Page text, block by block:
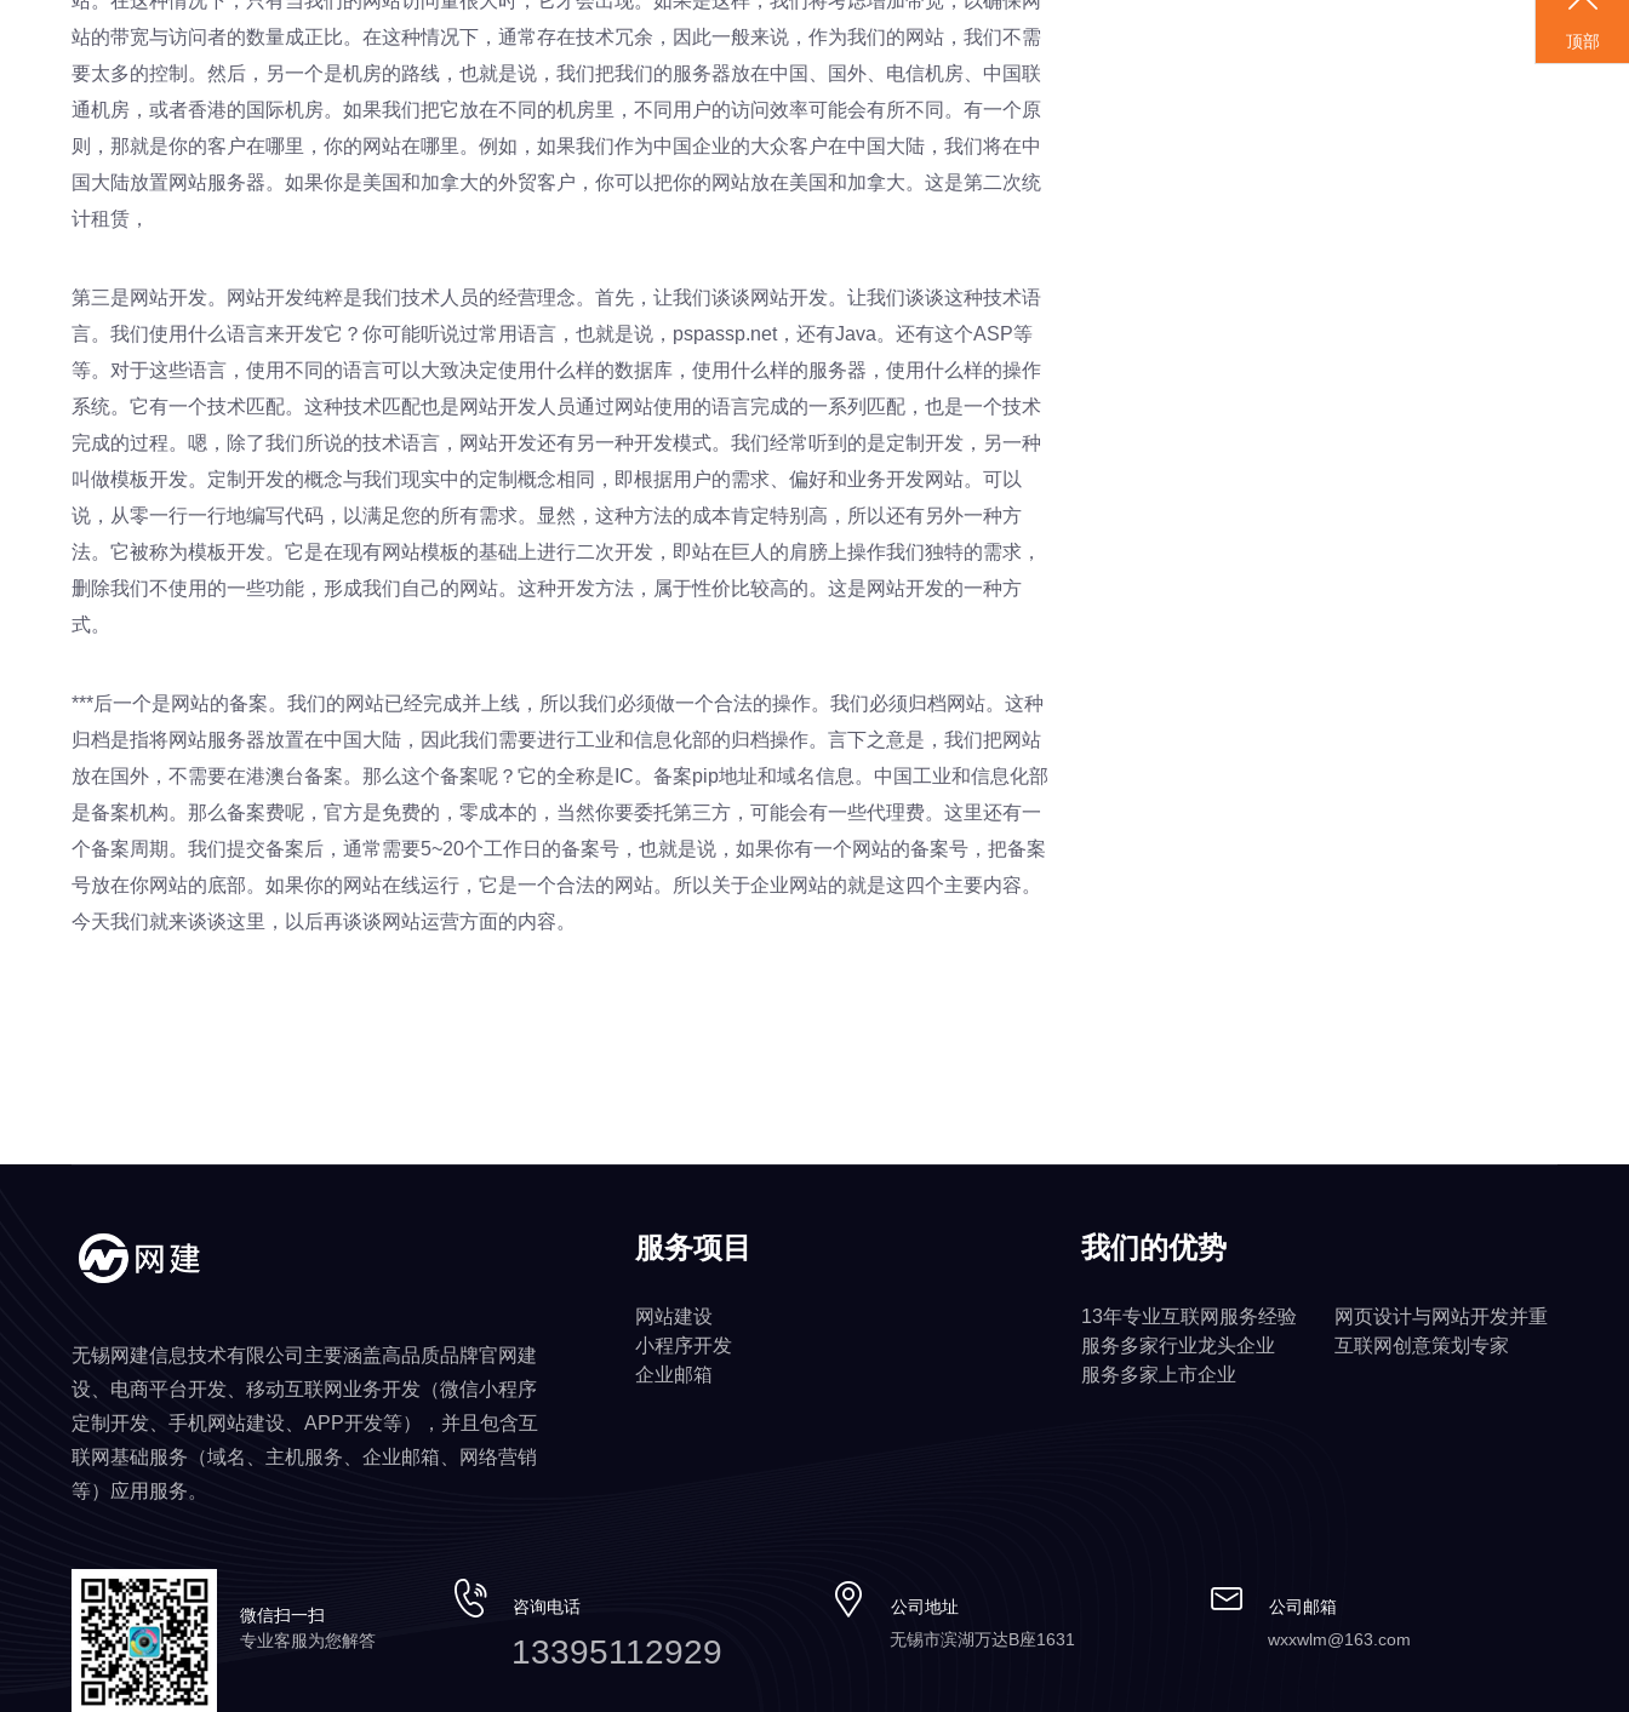
站的带宽与访问者的数量成正比。在这种情况下，通常存在技术冗余，因此一般来说，作为我们的网站，我们不需
要太多的控制。然后，另一个是机房的路线，也就是说，我们把我们的服务器放在中国、国外、电信机房、中国联
通机房，或者香港的国际机房。如果我们把它放在不同的机房里，不同用户的访问效率可能会有所不同。有一个原
则，那就是你的客户在哪里，你的网站在哪里。例如，如果我们作为中国企业的大众客户在中国大陆，我们将在中
国大陆放置网站服务器。如果你是美国和加拿大的外贸客户，你可以把你的网站放在美国和加拿大。这是第二次统
计租赁，
第三是网站开发。网站开发纯粹是我们技术人员的经营理念。首先，让我们谈谈网站开发。让我们谈谈这种技术语
言。我们使用什么语言来开发它？你可能听说过常用语言，也就是说，pspassp.net，还有Java。还有这个ASP等
等。对于这些语言，使用不同的语言可以大致决定使用什么样的数据库，使用什么样的服务器，使用什么样的操作
系统。它有一个技术匹配。这种技术匹配也是网站开发人员通过网站使用的语言完成的一系列匹配，也是一个技术
完成的过程。嗯，除了我们所说的技术语言，网站开发还有另一种开发模式。我们经常听到的是定制开发，另一种
叫做模板开发。定制开发的概念与我们现实中的定制概念相同，即根据用户的需求、偏好和业务开发网站。可以
说，从零一行一行地编写代码，以满足您的所有需求。显然，这种方法的成本肯定特别高，所以还有另外一种方
法。它被称为模板开发。它是在现有网站模板的基础上进行二次开发，即站在巨人的肩膀上操作我们独特的需求，
删除我们不使用的一些功能，形成我们自己的网站。这种开发方法，属于性价比较高的。这是网站开发的一种方
式。
***后一个是网站的备案。我们的网站已经完成并上线，所以我们必须做一个合法的操作。我们必须归档网站。这种
归档是指将网站服务器放置在中国大陆，因此我们需要进行工业和信息化部的归档操作。言下之意是，我们把网站
放在国外，不需要在港澳台备案。那么这个备案呢？它的全称是IC。备案pip地址和域名信息。中国工业和信息化部
是备案机构。那么备案费呢，官方是免费的，零成本的，当然你要委托第三方，可能会有一些代理费。这里还有一
个备案周期。我们提交备案后，通常需要5~20个工作日的备案号，也就是说，如果你有一个网站的备案号，把备案
号放在你网站的底部。如果你的网站在线运行，它是一个合法的网站。所以关于企业网站的就是这四个主要内容。
今天我们就来谈谈这里，以后再谈谈网站运营方面的内容。
无锡网建信息技术有限公司主要涵盖高品质品牌官网建
设、电商平台开发、移动互联网业务开发（微信小程序
定制开发、手机网站建设、APP开发等），并且包含互
联网基础服务（域名、主机服务、企业邮箱、网络营销
等）应用服务。
服务项目
网站建设
小程序开发
企业邮箱
我们的优势
13年专业互联网服务经验
网页设计与网站开发并重
服务多家行业龙头企业
互联网创意策划专家
服务多家上市企业
微信扫一扫
专业客服为您解答
咨询电话
13395112929
公司地址
无锡市滨湖万达B座1631
公司邮箱
wxxwlm@163.com
顶部